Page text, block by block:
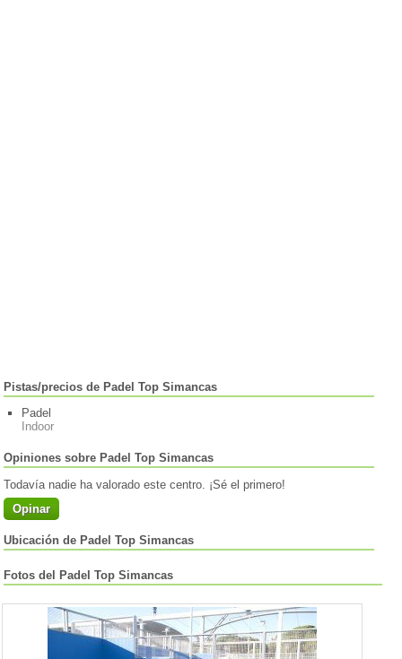
Pistas/precios de Padel Top Simancas
Padel
Indoor
Opiniones sobre Padel Top Simancas
Todavía nadie ha valorado este centro. ¡Sé el primero!
Opinar
Ubicación de Padel Top Simancas
Fotos del Padel Top Simancas